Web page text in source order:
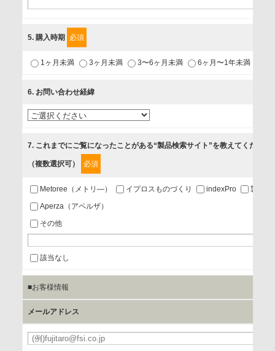
1.当社が取り扱う商品・サービスに関するご案内
2.当社が開催（主催・共催・協賛）するセミナーなど、各種イ
3.お客様の業務内容、及び興味、関心に応じた情報の提供
4.お客様満足度調査等のアンケートの依頼
第三者提供の有無
あり
a.個人情報の提供・利用目的
当該企業/団体のサービス等のご案内及び当該企業/団体からの
情報を提供するため
b.第三者に提供される個人データの項目
郵便番号、住所、電話番号、FAX番号、メールアドレス
5. 購入時期 必須
1ヶ月未満 3ヶ月未満 3〜6ヶ月未満 6ヶ月〜1年未満
6. お問い合わせ経緯
7. これまでにご覧になったことがある“製品検索サイト”を教えてください
（複数選択可） 必須
Metoree（メトリ—） イプロスものづくり indexPro
製品ナ
Aperza（アペルザ）
その他
該当なし
■お客様情報
メールアドレス